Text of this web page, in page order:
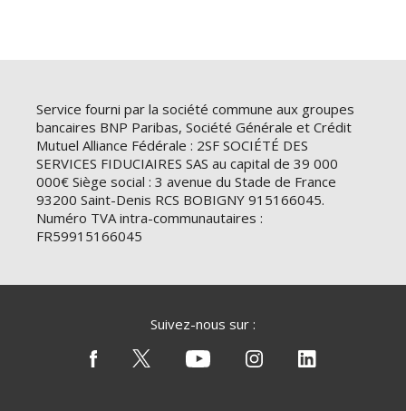
Service fourni par la société commune aux groupes
bancaires BNP Paribas, Société Générale et Crédit
Mutuel Alliance Fédérale : 2SF SOCIÉTÉ DES
SERVICES FIDUCIAIRES SAS au capital de 39 000
000€ Siège social : 3 avenue du Stade de France
93200 Saint-Denis RCS BOBIGNY 915166045.
Numéro TVA intra-communautaires :
FR59915166045
Suivez-nous sur :